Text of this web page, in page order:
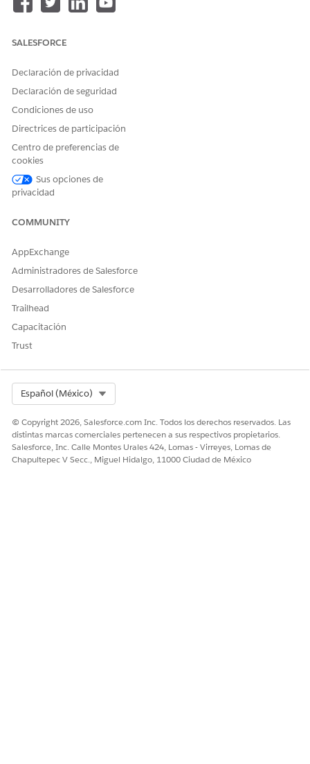
¡Háganos saber cómo podemos mejorar!
SALESFORCE
Declaración de privacidad
Declaración de seguridad
Condiciones de uso
Directrices de participación
Centro de preferencias de
cookies
Sus opciones de
privacidad
COMMUNITY
AppExchange
Administradores de Salesforce
Desarrolladores de Salesforce
Trailhead
Capacitación
Trust
Español (México)
© Copyright 2026, Salesforce.com Inc. Todos los derechos reservados. Las
distintas marcas comerciales pertenecen a sus respectivos propietarios.
Salesforce, Inc. Calle Montes Urales 424, Lomas - Virreyes, Lomas de
Chapultepec V Secc., Miguel Hidalgo, 11000 Ciudad de México